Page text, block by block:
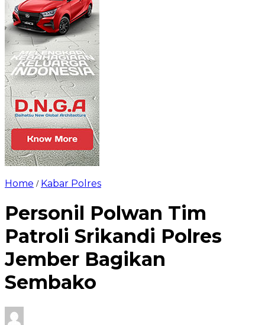
Home / Kabar Polres
Personil Polwan Tim
Patroli Srikandi Polres
Jember Bagikan
Sembako